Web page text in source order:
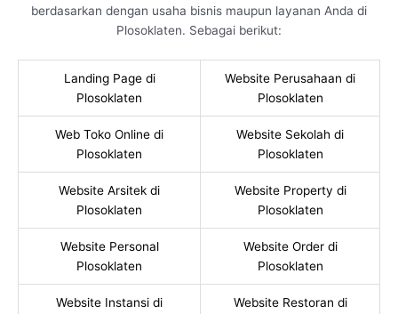
berdasarkan dengan usaha bisnis maupun layanan Anda di
Plosoklaten. Sebagai berikut:
Landing Page di
Plosoklaten
Website Perusahaan di
Plosoklaten
Web Toko Online di
Plosoklaten
Website Sekolah di
Plosoklaten
Website Arsitek di
Plosoklaten
Website Property di
Plosoklaten
Website Personal
Plosoklaten
Website Order di
Plosoklaten
Website Instansi di
Website Restoran di